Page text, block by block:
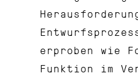
erproben wie
Funktion im